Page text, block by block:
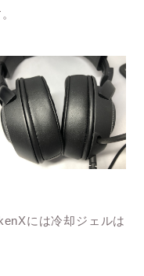
には冷却ジェルは